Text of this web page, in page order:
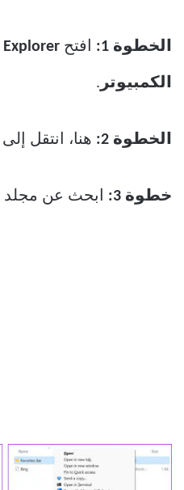
الخطوة 1: افتح
الكمبيوتر .
الخطوة 2: هنا، انتقل إلى
خطوة 3: ابحث عن مجلد